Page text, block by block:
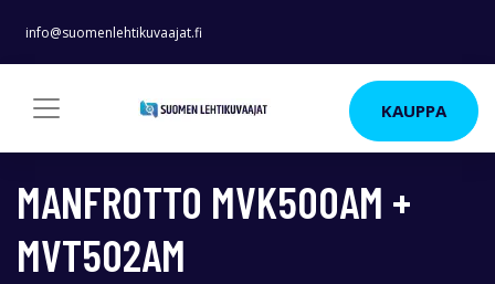
info@suomenlehtikuvaajat.fi
KAUPPA
MANFROTTO MVK500AM +
MVT502AM